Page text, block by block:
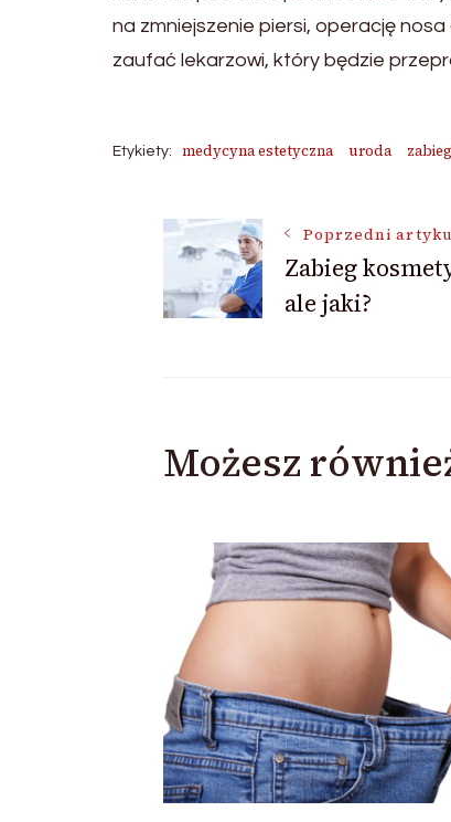
na zmniejszenie piersi, operację
zaufać lekarzowi, który będzie
Etykiety: medycyna estetyczna uroda
Nawigacja
wpisu
Poprzedni
Zabieg
ale jaki?
Możesz